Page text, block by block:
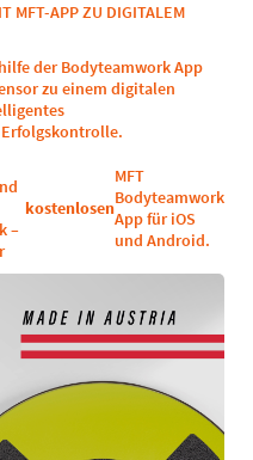
MFT-APP ZU DIGITALEM
der Bodyteamwork App
zu einem digitalen
–
kostenlosen
MFT
Bodyteamwork
App für iOS
und Android.